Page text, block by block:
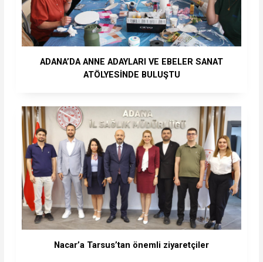
ADANA’DA ANNE ADAYLARI VE EBELER SANAT
ATÖLYESİNDE BULUŞTU
Nacar’a Tarsus’tan önemli ziyaretçiler